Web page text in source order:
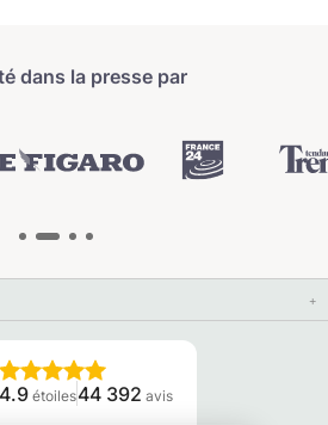
dans la presse par
4.9 étoiles44 392 avis